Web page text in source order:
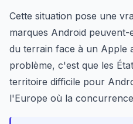
Cette situation pose une
marques Android
du terrain face à un Apple
problème, c'est que les
territoire difficile pour
l'Europe où la